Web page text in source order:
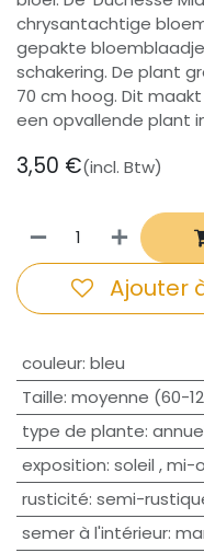
chrysantachtige
gepakte
schakering. De plant
70 cm hoog. Dit
een opvallende plant
3,50 €(incl. Btw)
Ajouter
couleur: bleu
Taille: moyenne (60-
type de plante:
exposition: soleil ,mi-
rusticité: semi-
semer à l'intérieur: